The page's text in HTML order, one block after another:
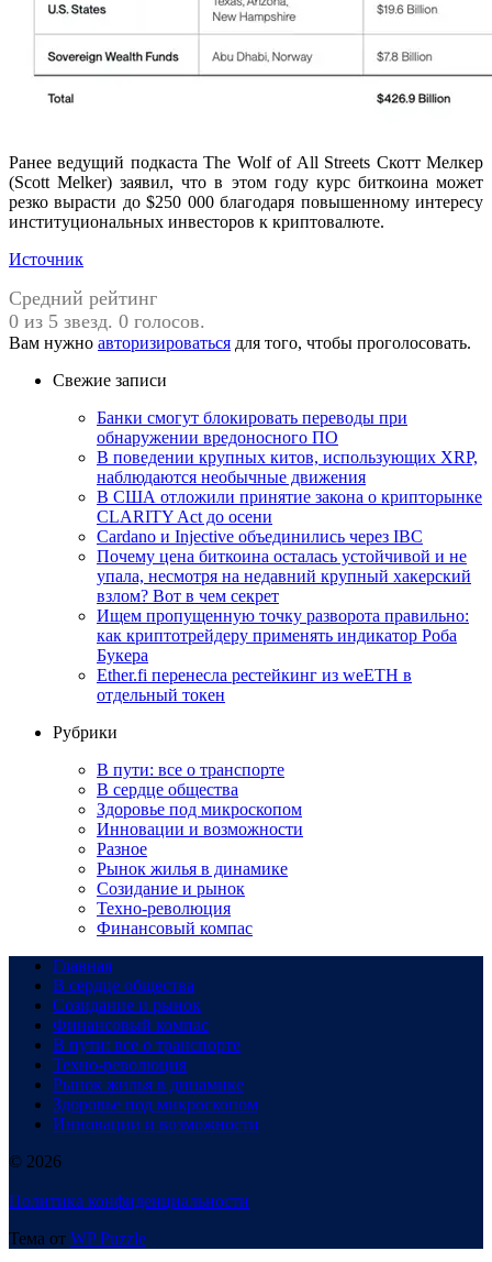
Ранее ведущий подкаста The Wolf of All Streets Скотт Мелкер
(Scott Melker) заявил, что в этом году курс биткоина может
резко вырасти до $250 000 благодаря повышенному интересу
институциональных инвесторов к криптовалюте.
Источник
Средний рейтинг
0 из 5 звезд. 0 голосов.
Вам нужно авторизироваться для того, чтобы проголосовать.
Свежие записи
Банки смогут блокировать переводы при
обнаружении вредоносного ПО
В поведении крупных китов, использующих XRP,
наблюдаются необычные движения
В США отложили принятие закона о крипторынке
CLARITY Act до осени
Cardano и Injective объединились через IBC
Почему цена биткоина осталась устойчивой и не
упала, несмотря на недавний крупный хакерский
взлом? Вот в чем секрет
Ищем пропущенную точку разворота правильно:
как криптотрейдеру применять индикатор Роба
Букера
Ether.fi перенесла рестейкинг из weETH в
отдельный токен
Рубрики
В пути: все о транспорте
В сердце общества
Здоровье под микроскопом
Инновации и возможности
Разное
Рынок жилья в динамике
Созидание и рынок
Техно-революция
Финансовый компас
Главная
В сердце общества
Созидание и рынок
Финансовый компас
В пути: все о транспорте
Техно-революция
Рынок жилья в динамике
Здоровье под микроскопом
Инновации и возможности
© 2026
Политика конфиденциальности
Тема от WP Puzzle